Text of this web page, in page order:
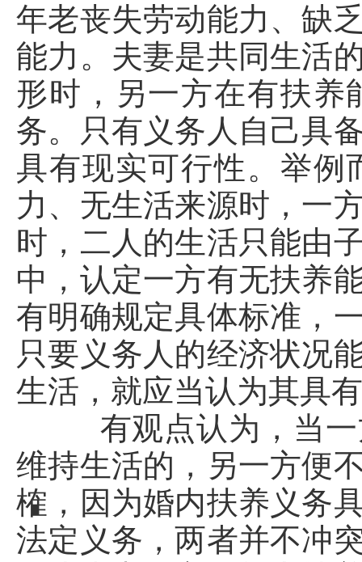
年老丧失劳动能力、缺
能力。夫妻是共同生活
形时，另一方在有扶养
务。只有义务人自己具
具有现实可行性。举例
力、无生活来源时，一
时，二人的生活只能由
中，认定一方有无扶养
有明确规定具体标准，
只要义务人的经济状况
生活，就应当认为其具
有观点认为，当一
维持生活的，另一方便
榷，因为婚内扶养义务
法定义务，两者并不冲